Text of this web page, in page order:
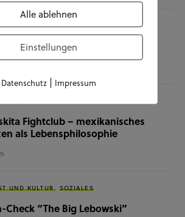
UND KULTUR SOZIALES
Check “Christine”
Fightclub – mexikanisches
als Lebensphilosophie
UND KULTUR SOZIALES
Check “The Big Lebowski”
Alle ablehnen
Einstellungen
Datenschutz| Impressum